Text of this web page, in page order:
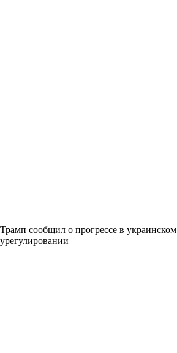
Трамп сообщил о прогрессе в украинском
урегулировании